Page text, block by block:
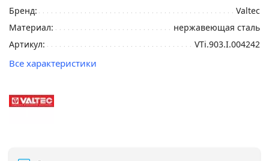
Бренд:
Valtec
Материал:
нержавеющая сталь
Артикул:
VTi.903.I.004242
Все характеристики